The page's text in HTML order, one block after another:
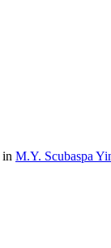
in M.Y. Scubaspa